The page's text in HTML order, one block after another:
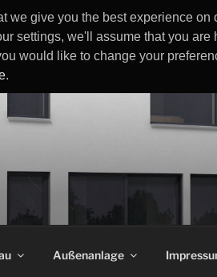
we give you the best experience on
settings, we'll assume that you are
would like to change your
.
Außenanlage